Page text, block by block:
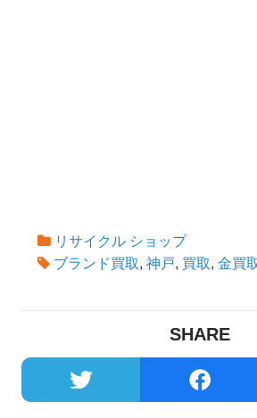
リサイクル ショップ
ブランド買取,神戸, 買取,金買
SHARE